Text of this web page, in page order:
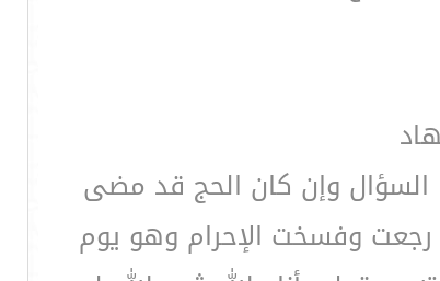
وإن كان الحج قد مضى
رجعت وفسخت الإحرام وهو يوم